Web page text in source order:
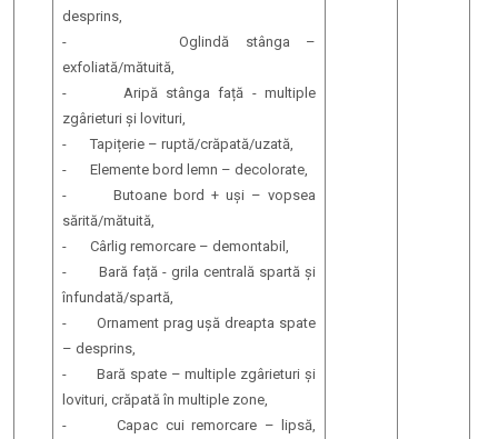
desprins,
- Oglindă stânga –
exfoliată/mătuită,
- Aripă stânga față - multiple
zgârieturi și lovituri,
- Tapițerie – ruptă/crăpată/uzată,
- Elemente bord lemn – decolorate,
- Butoane bord + uși – vopsea
sărită/mătuită,
- Cârlig remorcare – demontabil,
- Bară față - grila centrală spartă și
înfundată/spartă,
- Ornament prag ușă dreapta spate
– desprins,
- Bară spate – multiple zgârieturi și
lovituri, crăpată în multiple zone,
- Capac cui remorcare – lipsă,